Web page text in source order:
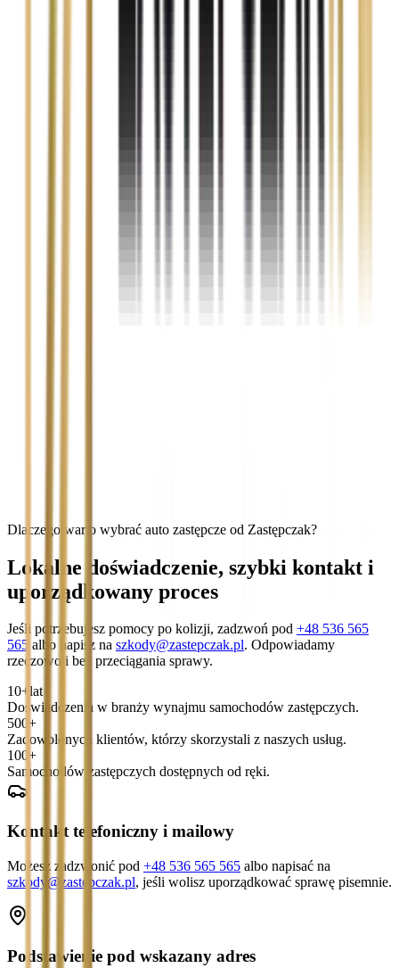
Dlaczego warto wybrać auto zastępcze od Zastępczak?
Lokalne doświadczenie, szybki kontakt i
uporządkowany proces
Jeśli potrzebujesz pomocy po kolizji, zadzwoń pod +48 536 565
565 albo napisz na szkody@zastepczak.pl. Odpowiadamy
rzeczowo i bez przeciągania sprawy.
10+ lat
Doświadczenia w branży wynajmu samochodów zastępczych.
500+
Zadowolonych klientów, którzy skorzystali z naszych usług.
100+
Samochodów zastępczych dostępnych od ręki.
Kontakt telefoniczny i mailowy
Możesz zadzwonić pod +48 536 565 565 albo napisać na
szkody@zastepczak.pl, jeśli wolisz uporządkować sprawę pisemnie.
Podstawienie pod wskazany adres